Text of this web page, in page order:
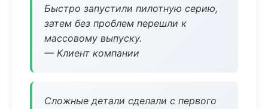
Быстро запустили пилотную серию,
затем без проблем перешли к
массовому выпуску.
— Клиент компании
Сложные детали сделали с первого